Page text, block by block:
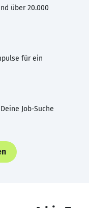
über 20.000
für ein
Job-Suche